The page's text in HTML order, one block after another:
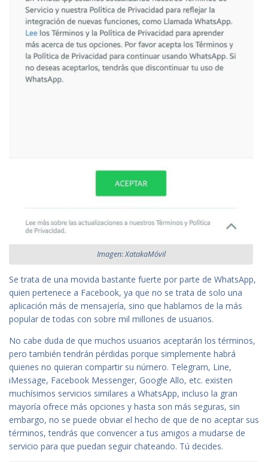
Imagen: XatakaMóvil
Se trata de una movida bastante fuerte por parte de WhatsApp,
quien pertenece a Facebook, ya que no se trata de solo una
aplicación más de mensajería, sino que hablamos de la más
popular de todas con sobre mil millones de usuarios.
No cabe duda de que muchos usuarios aceptarán los términos,
pero también tendrán pérdidas porque simplemente habrá
quienes no quieran compartir su número. Telegram, Line,
iMessage, Facebook Messenger, Google Allo, etc. existen
muchísimos servicios similares a WhatsApp, incluso la gran
mayoría ofrece más opciones y hasta son más seguras, sin
embargo, no se puede obviar el hecho de que de no aceptar sus
términos, tendrás que convencer a tus amigos a mudarse de
servicio para que puedan seguir chateando. Tú decides.